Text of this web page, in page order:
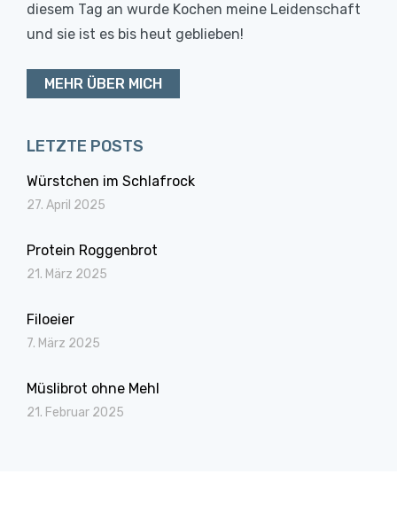
diesem Tag an wurde Kochen meine Leidenschaft
und sie ist es bis heut geblieben!
MEHR ÜBER MICH
LETZTE POSTS
Würstchen im Schlafrock
27. April 2025
Protein Roggenbrot
21. März 2025
Filoeier
7. März 2025
Müslibrot ohne Mehl
21. Februar 2025